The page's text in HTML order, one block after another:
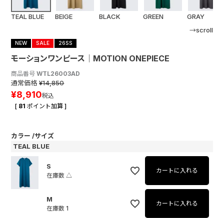
TEAL BLUE BEIGE BLACK GREEN
GRAY
→scroll
NEW SALE 26SS
モーションワンピース│MOTION ONEPIECE
商品番号 WTL26003AD
通常価格 ¥14,850
¥8,910税込
[ 81 ポイント加算 ]
カラー サイズ
TEAL BLUE
S
在庫数 △
カートに入れる
M
在庫数 1
カートに入れる